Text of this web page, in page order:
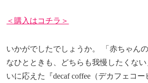
＜購入はコチラ＞
いかがでしたでしょうか。 「赤ちゃん
なひとときも、どちらも我慢したくな
いに応えた『decaf coffee（デカフェコ